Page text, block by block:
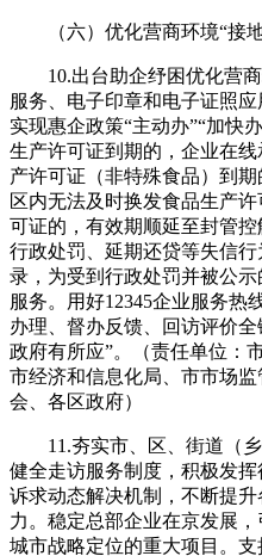
（六）优化营商环境“接
10.出台助企纾困优化营
服务、电子印章和电子证照应
实现惠企政策“主动办”“加快
生产许可证到期的，企业在
产许可证（非特殊食品）到
区内无法及时换发食品生产
可证的，有效期顺延至封管
行政处罚、延期还贷等失信
录，为受到行政处罚并被公
服务。用好12345企业服务热
办理、督办反馈、回访评价全
政府有所应”。（责任单位：
市经济和信息化局、市市场
会、各区政府）
11.夯实市、区、街道（
健全走访服务制度，积极发
诉求动态解决机制，不断提
力。稳定总部企业在京发展
城市战略定位的重大项目。